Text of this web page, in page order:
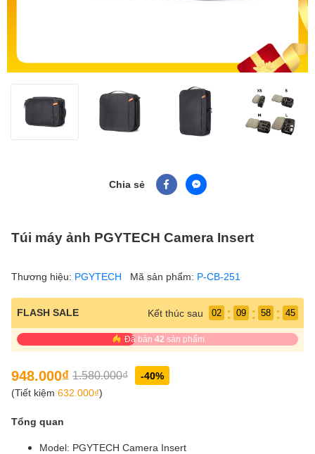
Chia sẻ
Túi máy ảnh PGYTECH Camera Insert
Thương hiệu: PGYTECH Mã sản phẩm: P-CB-251
FLASH SALE Kết thúc sau 02 : 09 : 58 : 44
Đã bán 42 sản phẩm
948.000₫ 1.580.000₫
-40%
(Tiết kiệm 632.000₫)
Tổng quan
Model: PGYTECH Camera Insert